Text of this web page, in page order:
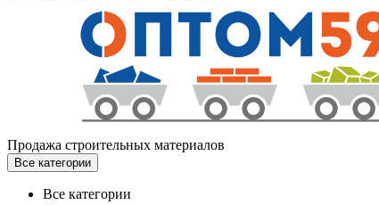
Продажа строительных материалов
Все категории
Все категории